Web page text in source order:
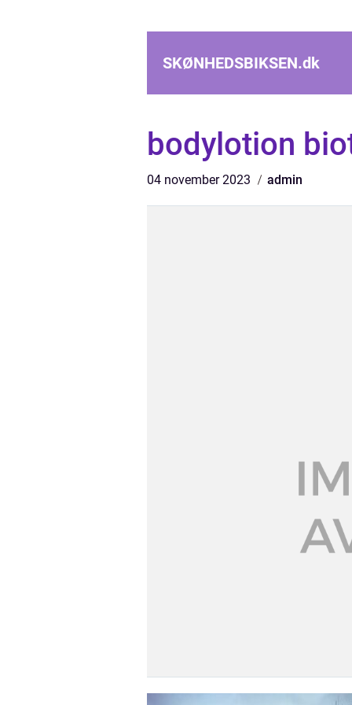
SKØNHEDSBIKSEN.dk
bodylotion
04 november 2023 admin